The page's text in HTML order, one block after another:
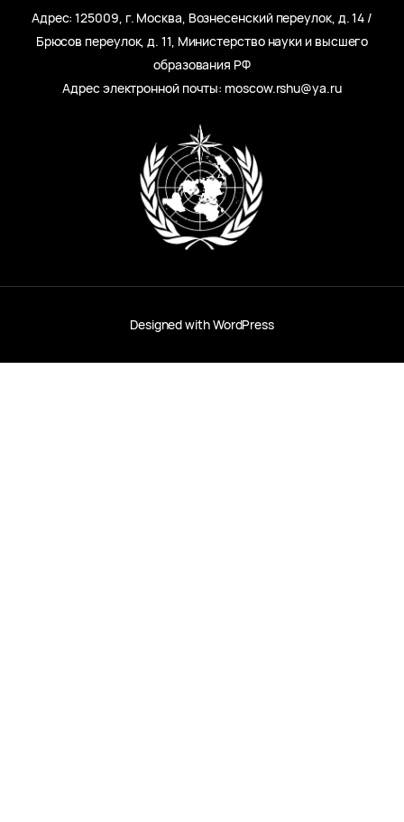
Адрес: 125009, г. Москва, Вознесенский переулок, д. 14 /
Брюсов переулок, д. 11, Министерство науки и высшего
образования РФ
Адрес электронной почты: moscow.rshu@ya.ru
Designed withWordPress